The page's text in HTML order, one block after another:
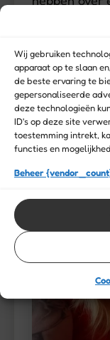
Wij gebruiken
apparaat op te slaan
de beste ervaring te
gepersonaliseerde
deze technologieën
ID's op deze site
toestemming intrekt,
functies en
Beheer
Sunny voor